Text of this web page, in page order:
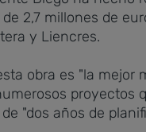
2,7 millones de
y Liencres.
obra es "la
proyectos
"dos años de